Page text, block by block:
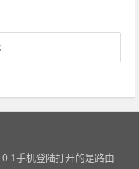
手机登陆打开的是路由